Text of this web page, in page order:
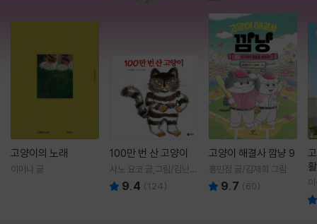
고양이의 노래
이미나 글
100만 번 산 고양이
사노 요코 글,그림/김난주
역 9.4 (124)
고양이 해결사 깜냥 9
홍민정 글/김재희 그림
9.7 (60)